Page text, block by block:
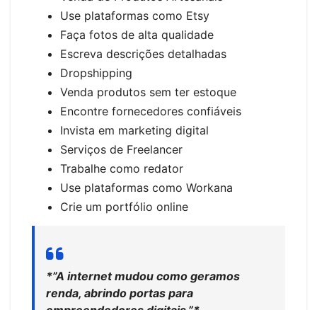
Use plataformas como Etsy
Faça fotos de alta qualidade
Escreva descrições detalhadas
Dropshipping
Venda produtos sem ter estoque
Encontre fornecedores confiáveis
Invista em marketing digital
Serviços de Freelancer
Trabalhe como redator
Use plataformas como Workana
Crie um portfólio online
*”A internet mudou como geramos
renda, abrindo portas para